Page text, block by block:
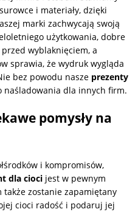
i materiały, dzięki
marki zachwycają swoją
użytkowania, dobre
wyblaknięciem, a
sprawia, że wydruk wygląda
bez powodu nasze prezenty
naśladowania dla innych firm.
pomysły na
i kompromisów,
dla cioci jest w pewnym
zostanie zapamiętany
cioci radość i podaruj jej